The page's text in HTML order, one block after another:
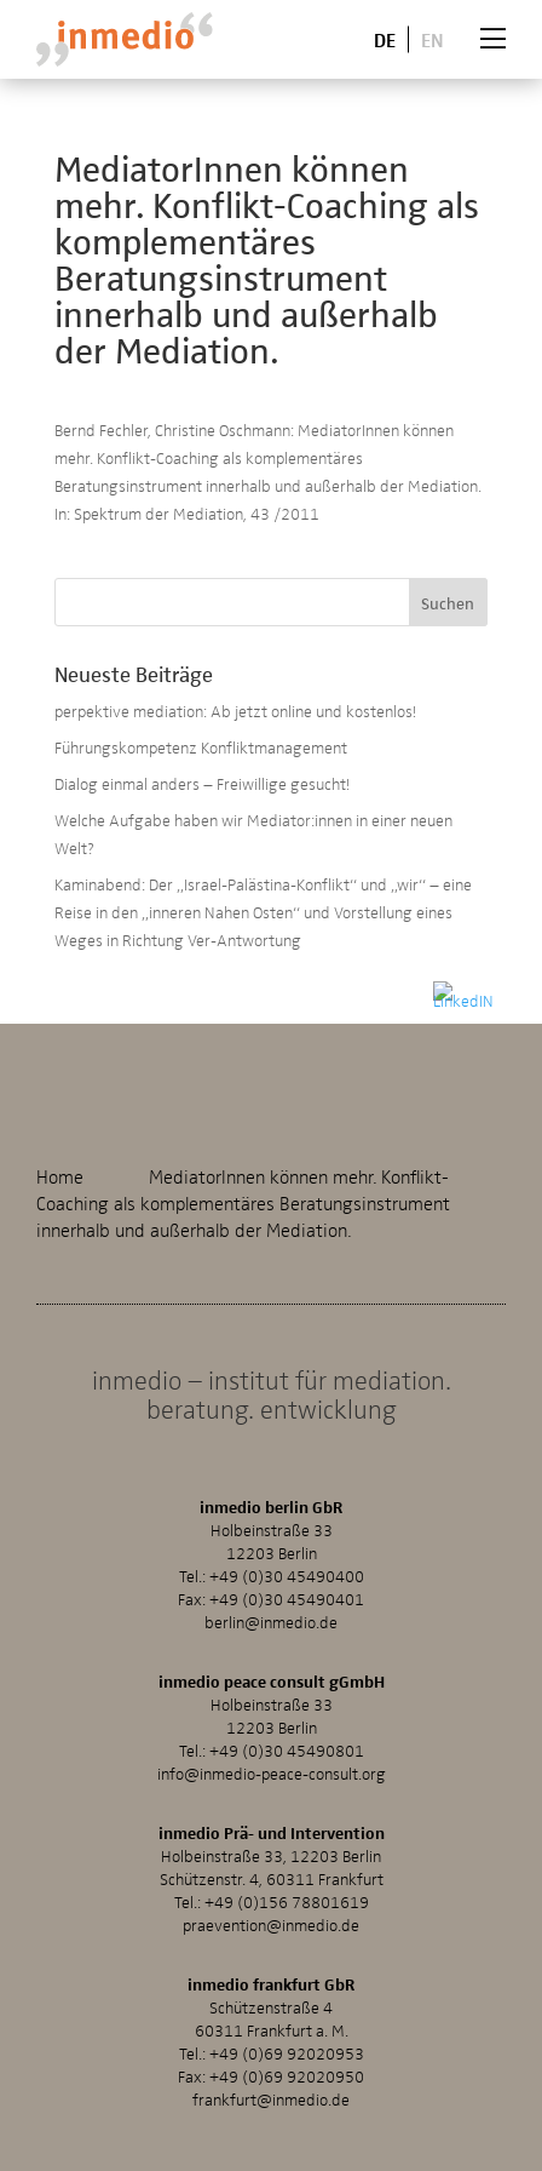
DE EN
MediatorInnen können
mehr. Konflikt-Coaching als
komplementäres
Beratungsinstrument
innerhalb und außerhalb
der Mediation.
Bernd Fechler, Christine Oschmann: MediatorInnen können
mehr. Konflikt-Coaching als komplementäres
Beratungsinstrument innerhalb und außerhalb der Mediation.
In: Spektrum der Mediation, 43 /2011
Neueste Beiträge
perpektive mediation: Ab jetzt online und kostenlos!
Führungskompetenz Konfliktmanagement
Dialog einmal anders – Freiwillige gesucht!
Welche Aufgabe haben wir Mediator:innen in einer neuen
Welt?
Kaminabend: Der „Israel-Palästina-Konflikt“ und „wir“ – eine
Reise in den „inneren Nahen Osten“ und Vorstellung eines
Weges in Richtung Ver-Antwortung
Home
MediatorInnen können mehr. Konflikt-
Coaching als komplementäres Beratungsinstrument
innerhalb und außerhalb der Mediation.
inmedio – institut für mediation.
beratung. entwicklung
inmedio berlin GbR
Holbeinstraße 33
12203 Berlin
Tel.:+49 (0)30 45490400
Fax: +49 (0)30 45490401
berlin@inmedio.de
inmedio peace consult gGmbH
Holbeinstraße 33
12203 Berlin
Tel.:+49 (0)30 45490801
info@inmedio-peace-consult.org
inmedio Prä- und Intervention
Holbeinstraße 33, 12203 Berlin
Schützenstr. 4, 60311 Frankfurt
Tel.:+49 (0)156 78801619
praevention@inmedio.de
inmedio frankfurt GbR
Schützenstraße 4
60311 Frankfurt a. M.
Tel.:+49 (0)69 92020953
Fax: +49 (0)69 92020950
frankfurt@inmedio.de